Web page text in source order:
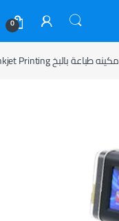
0
مكينه طباعة بالبخ Inkjet Printing: الدليل الكامل للاختيار والاستخدام